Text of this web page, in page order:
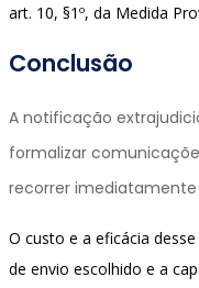
art. 10, §1º, da Medida
Conclusão
A notificação
formalizar
recorrer imediatamente
O custo e a eficácia
de envio escolhido e a